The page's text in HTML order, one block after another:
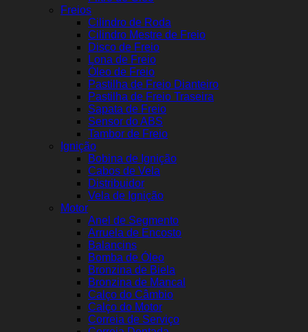
Freios
Cilindro de Roda
Cilindro Mestre de Freio
Disco de Freio
Lona de Freio
Óleo de Freio
Pastilha de Freio Dianteiro
Pastilha de Freio Traseira
Sapata de Freio
Sensor do ABS
Tambor de Freio
Ignição
Bobina de Ignição
Cabos de Vela
Distribuidor
Vela de Ignição
Motor
Anel de Segmento
Arruela de Encosto
Balancins
Bomba de Óleo
Bronzina de Biela
Bronzina de Mancal
Calço do Câmbio
Calço do Motor
Correia de Serviço